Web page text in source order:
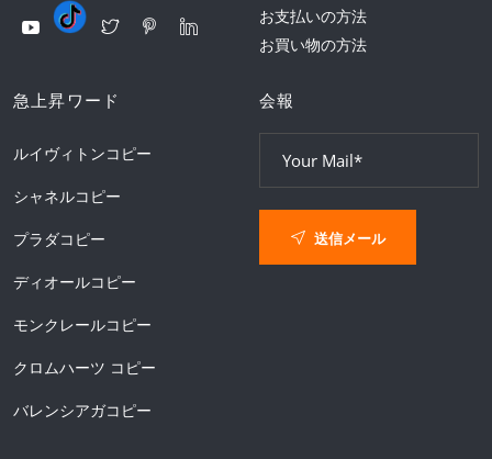
お支払いの方法
お買い物の方法
急上昇ワード
ルイヴィトンコピー
シャネルコピー
プラダコピー
ディオールコピー
モンクレールコピー
クロムハーツ コピー
バレンシアガコピー
会報
送信メール